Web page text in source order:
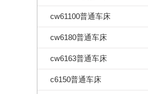
cw61100普通车床
cw6180普通车床
cw6163普通车床
c6150普通车床